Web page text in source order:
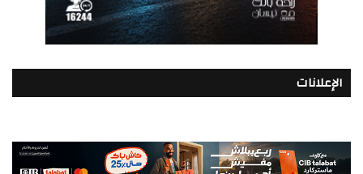
الإعلانات